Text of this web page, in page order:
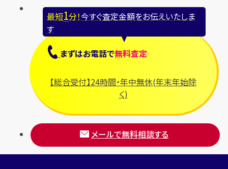
最短1分！今すぐ査定金額をお伝えいたしま
す
まずはお電話で無料査定
【総合受付】24時間・年中無休(年末年始除
く)
メールで無料相談する